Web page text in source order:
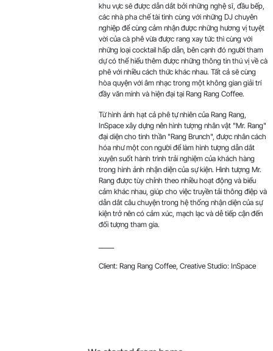
khu vực sẽ được dẫn dắt bởi những nghệ sĩ, đầu bếp,
các nhà pha chế tài tình cùng với những DJ chuyên
nghiệp để cùng cảm nhận được những hương vị tuyệt
vời của cà phê vừa được rang xay tức thì cùng với
những loại cocktail hấp dẫn, bên cạnh đó người tham
dự có thể hiểu thêm được những thông tin thú vị về cà
phê với nhiều cách thức khác nhau. Tất cả sẽ cùng
hòa quyện với âm nhạc trong một không gian giải trí
đầy văn minh và hiện đại tại Rang Rang Coffee.
Từ hình ảnh hạt cả phê tự nhiên của Rang Rang,
InSpace xây dựng nên hình tượng nhân vật "Mr. Rang"
đại diện cho tinh thần "Rang Brunch", được nhân cách
hóa như một con người để làm hình tượng dẫn dắt
xuyên suốt hành trình trải nghiệm của khách hàng
trong hình ảnh nhận diện của sự kiện. Hình tượng Mr.
Rang được tùy chỉnh theo nhiều hoạt động và biểu
cảm khác nhau, giúp cho việc truyền tải thông điệp và
dẫn dắt câu chuyện trong hệ thống nhận diện của sự
kiện trở nên có cảm xúc, mạch lạc và dễ tiếp cận đến
đối tượng tham gia.​​​​​​​
Client: Rang Rang Coffee, Creative Studio: InSpace